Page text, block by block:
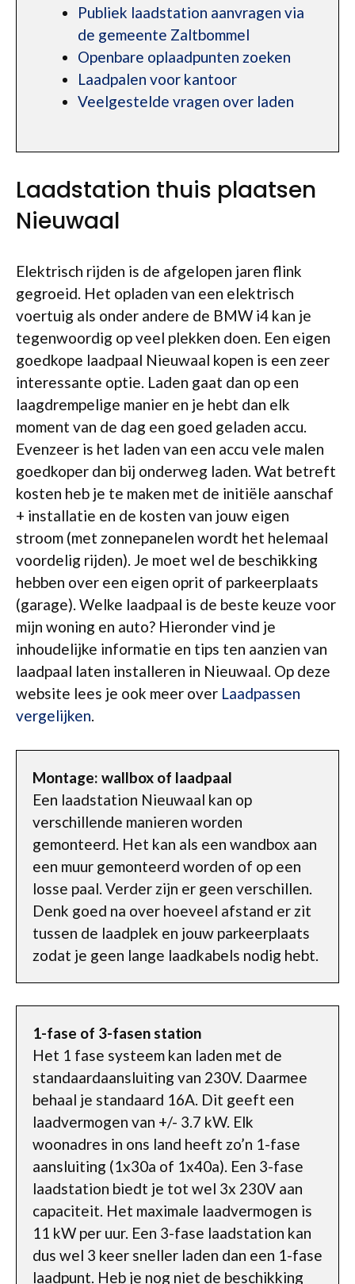
Publiek laadstation aanvragen via
de gemeente Zaltbommel
Openbare oplaadpunten zoeken
Laadpalen voor kantoor
Veelgestelde vragen over laden
Laadstation thuis plaatsen
Nieuwaal
Elektrisch rijden is de afgelopen jaren flink
gegroeid. Het opladen van een elektrisch
voertuig als onder andere de BMW i4 kan je
tegenwoordig op veel plekken doen. Een eigen
goedkope laadpaal Nieuwaal kopen is een zeer
interessante optie. Laden gaat dan op een
laagdrempelige manier en je hebt dan elk
moment van de dag een goed geladen accu.
Evenzeer is het laden van een accu vele malen
goedkoper dan bij onderweg laden. Wat betreft
kosten heb je te maken met de initiële aanschaf
+ installatie en de kosten van jouw eigen
stroom (met zonnepanelen wordt het helemaal
voordelig rijden). Je moet wel de beschikking
hebben over een eigen oprit of parkeerplaats
(garage). Welke laadpaal is de beste keuze voor
mijn woning en auto? Hieronder vind je
inhoudelijke informatie en tips ten aanzien van
laadpaal laten installeren in Nieuwaal. Op deze
website lees je ook meer over Laadpassen
vergelijken.
Montage: wallbox of laadpaal
Een laadstation Nieuwaal kan op
verschillende manieren worden
gemonteerd. Het kan als een wandbox aan
een muur gemonteerd worden of op een
losse paal. Verder zijn er geen verschillen.
Denk goed na over hoeveel afstand er zit
tussen de laadplek en jouw parkeerplaats
zodat je geen lange laadkabels nodig hebt.
1-fase of 3-fasen station
Het 1 fase systeem kan laden met de
standaardaansluiting van 230V. Daarmee
behaal je standaard 16A. Dit geeft een
laadvermogen van +/- 3.7 kW. Elk
woonadres in ons land heeft zo’n 1-fase
aansluiting (1x30a of 1x40a). Een 3-fase
laadstation biedt je tot wel 3x 230V aan
capaciteit. Het maximale laadvermogen is
11 kW per uur. Een 3-fase laadstation kan
dus wel 3 keer sneller laden dan een 1-fase
laadpunt. Heb je nog niet de beschikking